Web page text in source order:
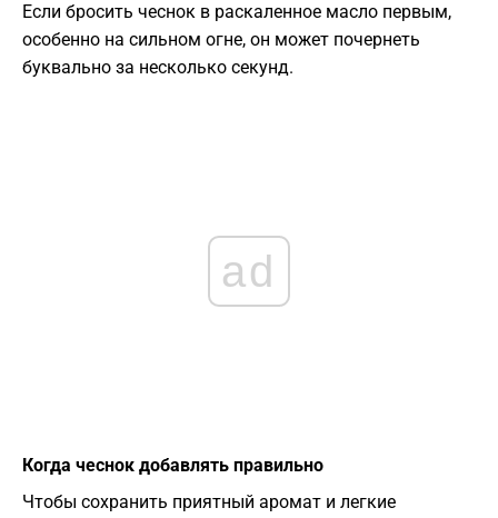
Если бросить чеснок в раскаленное масло первым,
особенно на сильном огне, он может почернеть
буквально за несколько секунд.
ad
Когда чеснок добавлять правильно
Чтобы сохранить приятный аромат и легкие